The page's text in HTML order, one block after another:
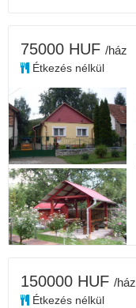
75000 HUF /ház
Étkezés nélkül
150000 HUF /ház
Étkezés nélkül